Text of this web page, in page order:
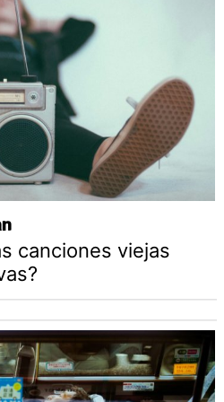
canciones viejas